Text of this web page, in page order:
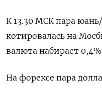
К 13.30 МСК пара
котировалась на
валюта набирает 0,4%
На форексе пара